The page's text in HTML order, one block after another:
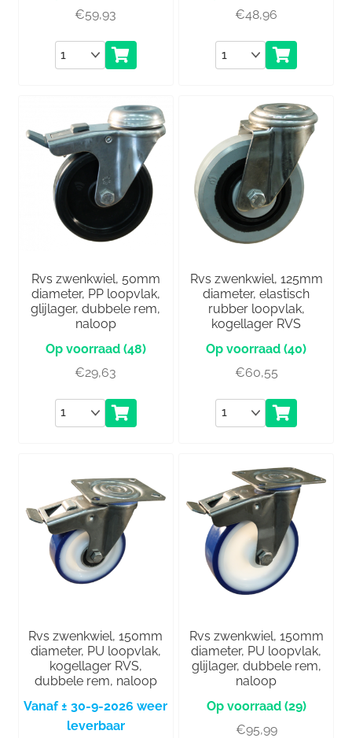
€59,93
Aantal
€48,96
Aantal
Rvs zwenkwiel, 50mm
diameter, PP loopvlak,
glijlager, dubbele rem,
naloop
(48)
€29,63
Aantal
Rvs zwenkwiel, 125mm
diameter, elastisch
rubber loopvlak,
kogellager RVS
(40)
€60,55
Aantal
Rvs zwenkwiel, 150mm
diameter, PU loopvlak,
kogellager RVS,
dubbele rem, naloop
Vanaf ± 30-9-2026 weer
leverbaar
Rvs zwenkwiel, 150mm
diameter, PU loopvlak,
glijlager, dubbele rem,
naloop
(29)
€95,99